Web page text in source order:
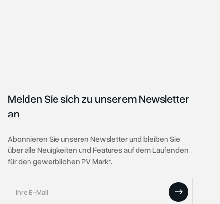
Melden Sie sich zu unserem Newsletter
an
Abonnieren Sie unseren Newsletter und bleiben Sie
über alle Neuigkeiten und Features auf dem Laufenden
für den gewerblichen PV Markt.